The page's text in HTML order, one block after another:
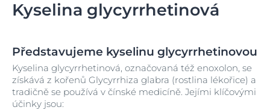
Kyselina glycyrrhetinová
Představujeme kyselinu glycyrrhetinovou
Kyselina glycyrrhetinová, označovaná též enoxolon, se
získává z kořenů Glycyrrhiza glabra (rostlina lékořice) a
tradičně se používá v čínské medicíně. Jejími klíčovými
účinky jsou: